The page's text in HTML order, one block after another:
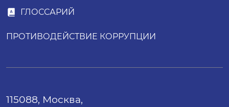
ГЛОССАРИЙ
ПРОТИВОДЕЙСТВИЕ КОРРУПЦИИ
115088, Москва,